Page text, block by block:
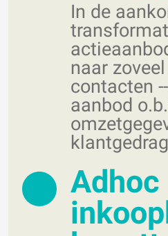
In de
naar
contacten
aanbod
Adhoc